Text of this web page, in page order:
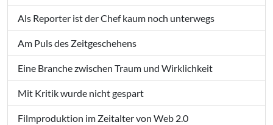
Als Reporter ist der Chef kaum noch unterwegs
Am Puls des Zeitgeschehens
Eine Branche zwischen Traum und Wirklichkeit
Mit Kritik wurde nicht gespart
Filmproduktion im Zeitalter von Web 2.0